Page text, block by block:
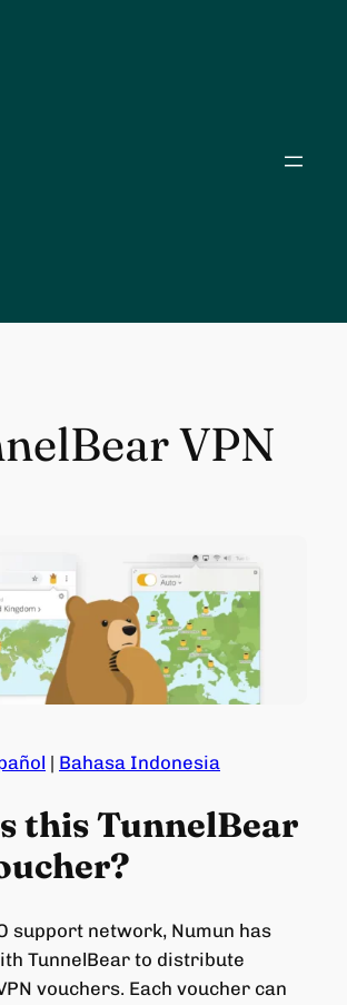
VPN
| Bahasa Indonesia
this TunnelBear
support network, Numun has
TunnelBear to distribute
vouchers. Each voucher can